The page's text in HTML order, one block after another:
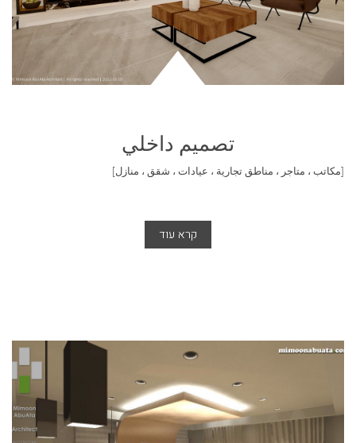
تصميم داخلي
[مكاتب ، متاجر ، مناطق تجارية ، عيادات ، شقق ، منازل]
קרא עוד